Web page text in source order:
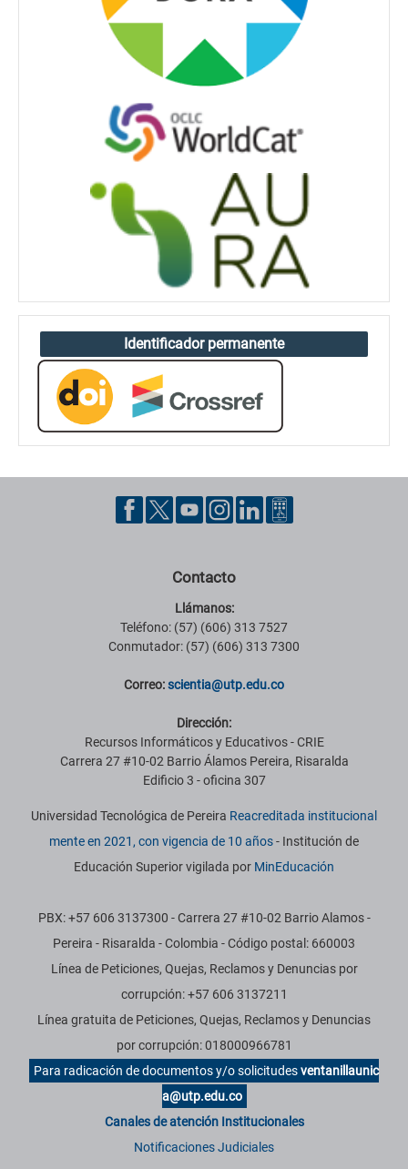
Identificador permanente
Contacto
Llámanos:
Teléfono: (57) (606) 313 7527
Conmutador: (57) (606) 313 7300
Correo:scientia@utp.edu.co
Dirección:
Recursos Informáticos y Educativos - CRIE
Carrera 27 #10-02 Barrio Álamos Pereira, Risaralda
Edificio 3 - oficina 307
Universidad Tecnológica de Pereira Reacreditada institucional
mente en 2021, con vigencia de 10 años- Institución de
Educación Superior vigilada por MinEducación
PBX: +57 606 3137300 - Carrera 27 #10-02 Barrio Alamos -
Pereira - Risaralda - Colombia - Código postal: 660003
Línea de Peticiones, Quejas, Reclamos y Denuncias por
corrupción: +57 606 3137211
Línea gratuita de Peticiones, Quejas, Reclamos y Denuncias
por corrupción: 018000966781
Para radicación de documentos y/o solicitudesventanillaunic
a@utp.edu.co
Canales de atención Institucionales
Notificaciones Judiciales